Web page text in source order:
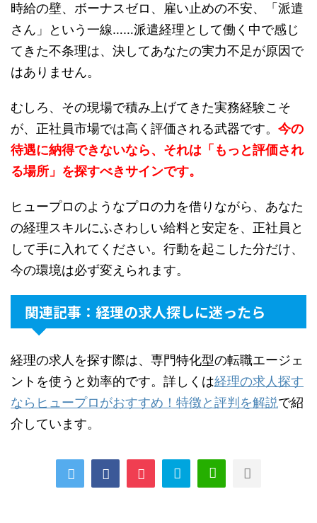
時給の壁、ボーナスゼロ、雇い止めの不安、「派遣
さん」という一線……派遣経理として働く中で感じ
てきた不条理は、決してあなたの実力不足が原因で
はありません。
むしろ、その現場で積み上げてきた実務経験こそ
が、正社員市場では高く評価される武器です。 今の
待遇に納得できないなら、それは「もっと評価され
る場所」を探すべきサインです。
ヒュープロのようなプロの力を借りながら、あなた
の経理スキルにふさわしい給料と安定を、正社員と
して手に入れてください。行動を起こした分だけ、
今の環境は必ず変えられます。
関連記事：経理の求人探しに迷ったら
経理の求人を探す際は、専門特化型の転職エージェ
ントを使うと効率的です。詳しくは経理の求人探す
ならヒュープロがおすすめ！特徴と評判を解説で紹
介しています。